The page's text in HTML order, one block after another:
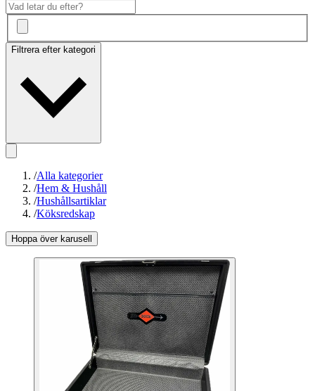
Filtrera efter kategori
/Alla kategorier
/Hem & Hushåll
/Hushållsartiklar
/Köksredskap
Hoppa över karusell